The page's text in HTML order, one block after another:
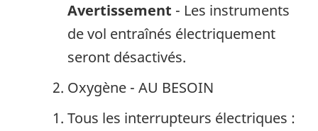
Avertissement - Les instruments
de vol entraînés électriquement
seront désactivés.
Oxygène - AU BESOIN
Tous les interrupteurs électriques :